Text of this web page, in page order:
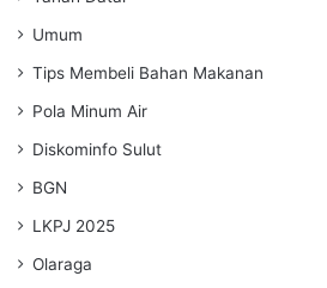
Umum
Tips Membeli Bahan Makanan
Pola Minum Air
Diskominfo Sulut
BGN
LKPJ 2025
Olaraga